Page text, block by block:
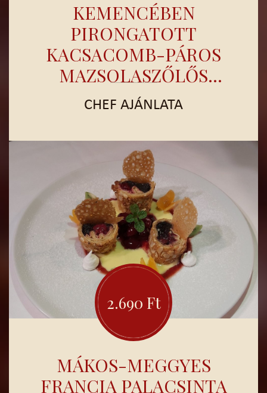
KEMENCÉBEN
PIRONGATOTT
KACSACOMB-PÁROS
MAZSOLASZŐLŐS
PECSENYELÉVEL, VAJAS
MOGYORÓHAGYMÁS
PETREZSELYMES
TÖRTBURGONYÁVAL,
ALMÁS MÉZES
PÁNDIMEGGYES
VÖRÖSBOROS PÁROLT
LILAKÁPOSZTÁVAL
CHEF AJÁNLATA
MÁKOS-MEGGYES
FRANCIA PALACSINTA
2.690 Ft